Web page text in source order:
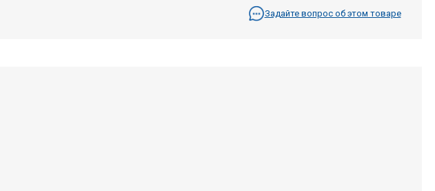
Задайте вопрос об этом товаре